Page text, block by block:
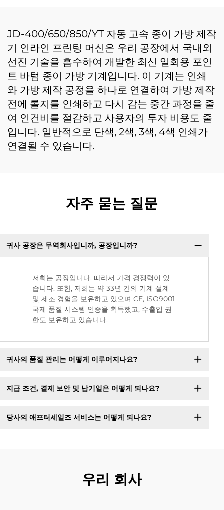
JD-400/650/850/YT 자동 고속 종이 가방 제작
기 인라인 프린팅 머신은 우리 공장에서 국내외
선진 기술을 흡수하여 개발한 최신 일회용 포인
트 바텀 종이 가방 기계입니다. 이 기계는 인쇄
와 가방 제작 공정을 하나로 연결하여 가방 제작
전에 롤지를 인쇄하고 다시 감는 중간 과정을 줄
여 인건비를 절감하고 사용자의 투자 비용도 줄
입니다. 일반적으로 단색, 2색, 3색, 4색 인쇄가
연결될 수 있습니다.
자주 묻는 질문
귀사 공장은 무역회사입니까, 공장입니까?
저희는 공장입니다. 따라서 가격 경쟁력이 있
습니다. 또한, 저희는 약 33년 간의 기계 설계
및 제조 경험을 보유하고 있으며 CE, ISO9001
국제 품질 시스템 인증을 획득했고, 수출입 권
한도 보유하고 있습니다.
귀사의 품질 관리는 어떻게 이루어지나요?
지급 조건, 결제 보안 및 납기일은 어떻게 되나요?
당사의 애프터세일즈 서비스는 어떻게 되나요?
우리 회사